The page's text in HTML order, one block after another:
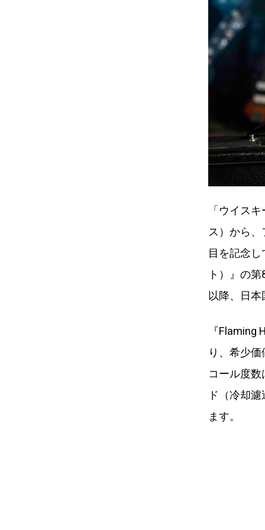
「ウイス
ス）から
目を記念
ト）』の
以降、日
『
り、希少
コール度
ド（冷却
ます。